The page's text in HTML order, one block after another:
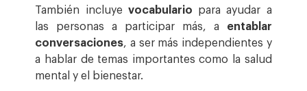
También incluye vocabulario para ayudar a
las personas a participar más, a entablar
conversaciones, a ser más independientes y
a hablar de temas importantes como la salud
mental y el bienestar.